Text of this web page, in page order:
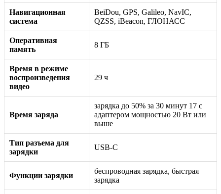
Навигационная
система
BeiDou, GPS, Galileo, NavIC,
QZSS, iBeacon, ГЛОНАСС
Оперативная
память
8 ГБ
Время в режиме
воспроизведения
видео
29 ч
Время заряда
зарядка до 50% за 30 минут 17 с
адаптером мощностью 20 Вт или
выше
Тип разъема для
зарядки
USB-C
Функции зарядки
беспроводная зарядка, быстрая
зарядка